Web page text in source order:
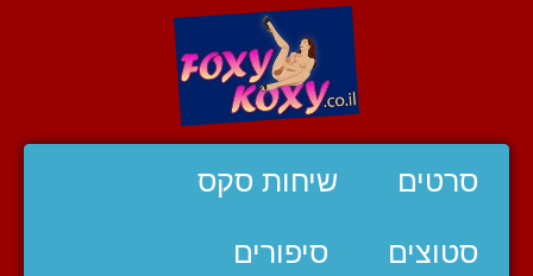
סרטים שיחות סקס
סטוצים סיפורים